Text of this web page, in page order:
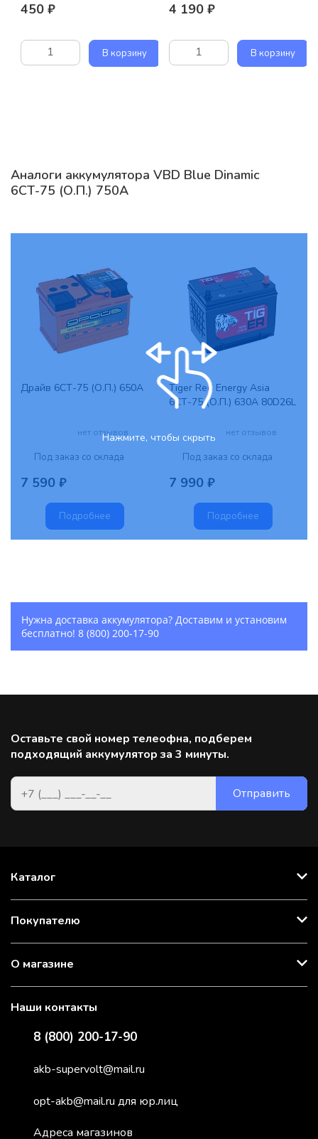
450 ₽
В корзину
4 190 ₽
В корзину
Аналоги аккумулятора VBD Blue Dinamic
6СТ-75 (О.П.) 750А
Нажмите, чтобы скрыть
Драйв 6СТ-75 (О.П.) 650А
нет отзывов
Под заказ со склада
7 590 ₽
Подробнее
Tiger Red Energy Asia
6СТ-75 (О.П.) 630А 80D26L
нет отзывов
Под заказ со склада
7 990 ₽
Подробнее
Нужна доставка аккумулятора? Доставим и установим
бесплатно! 8 (800) 200-17-90
Оставьте свой номер телеофна, подберем
подходящий аккумулятор за 3 минуты.
Каталог
Покупателю
О магазине
Наши контакты
8 (800) 200-17-90
akb-supervolt@mail.ru
opt-akb@mail.ru для юр.лиц
Адреса магазинов